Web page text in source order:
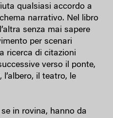
qualsiasi accordo a
narrativo. Nel libro
senza mai sapere
per scenari
ricerca di citazioni
verso il ponte,
l’albero, il teatro, le
in rovina, hanno da